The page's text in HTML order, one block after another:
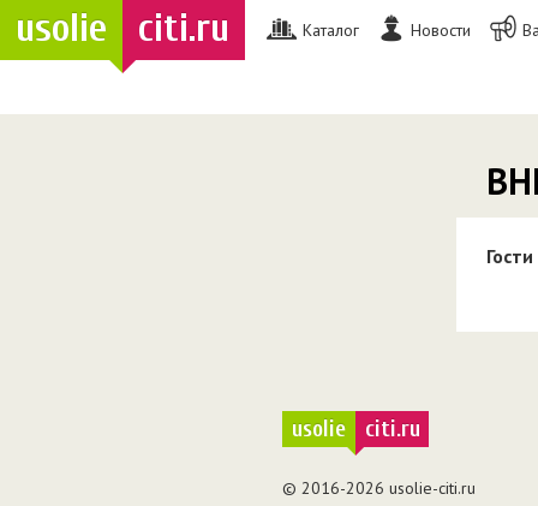
usolie citi.ru Каталог Новости
Гости
usolie citi.ru
© 2016-2026 usolie-citi.ru